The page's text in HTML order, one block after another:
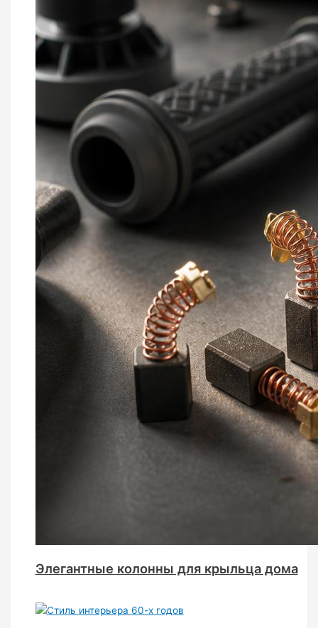
Элегантные колонны для крыльца дома